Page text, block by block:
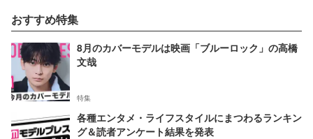
おすすめ特集
8月のカバーモデルは映画「ブルーロック」の高橋
文哉
特集
各種エンタメ・ライフスタイルにまつわるランキン
グ＆読者アンケート結果を発表